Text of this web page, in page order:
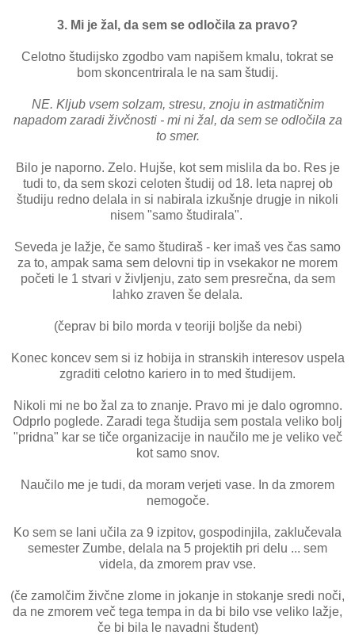
3. Mi je žal, da sem se odločila za pravo?
Celotno študijsko zgodbo vam napišem kmalu, tokrat se
bom skoncentrirala le na sam študij.
NE. Kljub vsem solzam, stresu, znoju in astmatičnim
napadom zaradi živčnosti - mi ni žal, da sem se odločila za
to smer.
Bilo je naporno. Zelo. Hujše, kot sem mislila da bo. Res je
tudi to, da sem skozi celoten študij od 18. leta naprej ob
študiju redno delala in si nabirala izkušnje drugje in nikoli
nisem "samo študirala".
Seveda je lažje, če samo študiraš - ker imaš ves čas samo
za to, ampak sama sem delovni tip in vsekakor ne morem
početi le 1 stvari v življenju, zato sem presrečna, da sem
lahko zraven še delala.
(čeprav bi bilo morda v teoriji boljše da nebi)
Konec koncev sem si iz hobija in stranskih interesov uspela
zgraditi celotno kariero in to med študijem.
Nikoli mi ne bo žal za to znanje. Pravo mi je dalo ogromno.
Odprlo poglede. Zaradi tega študija sem postala veliko bolj
"pridna" kar se tiče organizacije in naučilo me je veliko več
kot samo snov.
Naučilo me je tudi, da moram verjeti vase. In da zmorem
nemogoče.
Ko sem se lani učila za 9 izpitov, gospodinjila, zaklučevala
semester Zumbe, delala na 5 projektih pri delu ... sem
videla, da zmorem prav vse.
(če zamolčim živčne zlome in jokanje in stokanje sredi noči,
da ne zmorem več tega tempa in da bi bilo vse veliko lažje,
če bi bila le navadni študent)